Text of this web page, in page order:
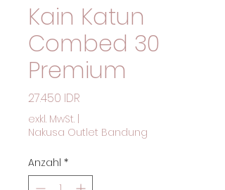
Kain Katun
Combed 30
Premium
27.450 IDR
exkl. MwSt.
Nakusa Outlet Bandung
Anzahl *